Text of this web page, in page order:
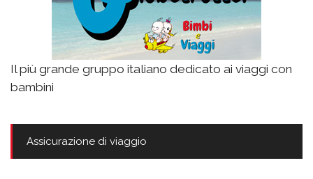
Il più grande gruppo italiano dedicato ai viaggi con
bambini
Assicurazione di viaggio